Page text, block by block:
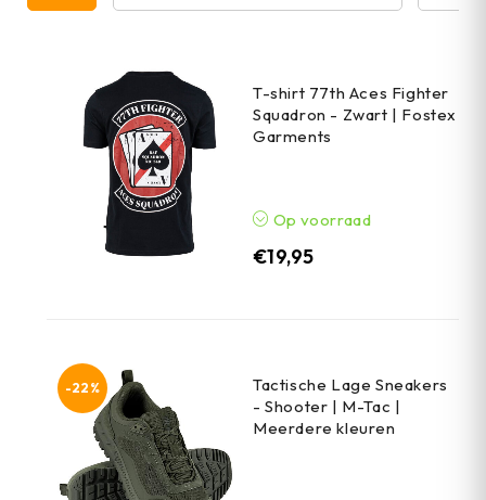
T-shirt 77th Aces Fighter
Squadron - Zwart | Fostex
Garments
Op voorraad
€19,95
-22%
Tactische Lage Sneakers
- Shooter | M-Tac |
Meerdere kleuren